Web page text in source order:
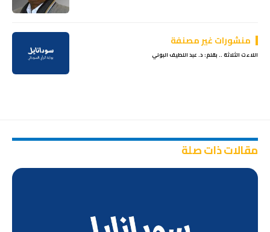
منشورات غير مصنفة
اللاءت الثلاثة .. بقلم: د. عبد اللطيف البوني
مقالات ذات صلة